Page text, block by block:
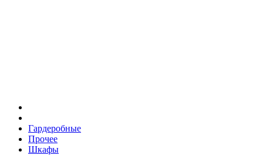
Гардеробные
Прочее
Шкафы